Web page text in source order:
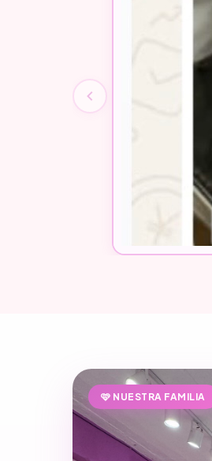
🩷 NUESTRA FAMILIA